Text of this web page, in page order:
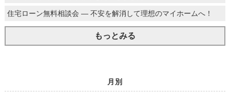
住宅ローン無料相談会 ― 不安を解消して理想のマイホームへ！
もっとみる
月別